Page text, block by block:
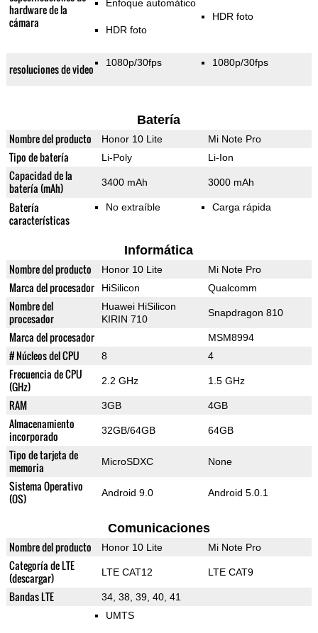
hardware de la
cámara
Enfoque automático
HDR foto
HDR foto
resoluciones de video 1080p/30fps 1080p/30fps
Batería
Nombre del producto Honor 10 Lite Mi Note Pro
Tipo de batería Li-Poly Li-Ion
Capacidad de la
batería (mAh)
3400 mAh 3000 mAh
Batería
características
No extraíble Carga rápida
Informática
Nombre del producto Honor 10 Lite Mi Note Pro
Marca del procesador HiSilicon Qualcomm
Nombre del
procesador
Huawei HiSilicon
KIRIN 710
Snapdragon 810
Marca del procesador MSM8994
# Núcleos del CPU 8 4
Frecuencia de CPU
(GHz)
2.2 GHz 1.5 GHz
RAM 3GB 4GB
Almacenamiento
incorporado
32GB/64GB 64GB
Tipo de tarjeta de
memoria
MicroSDXC None
Sistema Operativo
(OS)
Android 9.0 Android 5.0.1
Comunicaciones
Nombre del producto Honor 10 Lite Mi Note Pro
Categoría de LTE
(descargar)
LTE CAT12 LTE CAT9
Bandas LTE 34, 38, 39, 40, 41
UMTS